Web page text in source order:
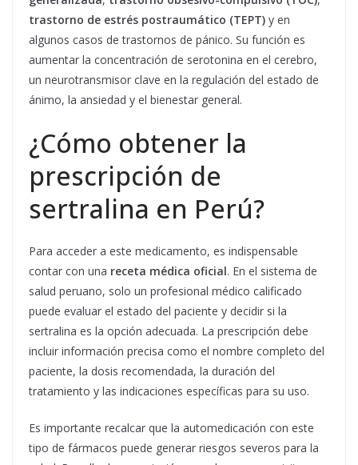
trastorno de estrés postraumático (TEPT) y en
algunos casos de trastornos de pánico. Su función es
aumentar la concentración de serotonina en el cerebro,
un neurotransmisor clave en la regulación del estado de
ánimo, la ansiedad y el bienestar general.
¿Cómo obtener la
prescripción de
sertralina en Perú?
Para acceder a este medicamento, es indispensable
contar con una receta médica oficial. En el sistema de
salud peruano, solo un profesional médico calificado
puede evaluar el estado del paciente y decidir si la
sertralina es la opción adecuada. La prescripción debe
incluir información precisa como el nombre completo del
paciente, la dosis recomendada, la duración del
tratamiento y las indicaciones específicas para su uso.
Es importante recalcar que la automedicación con este
tipo de fármacos puede generar riesgos severos para la